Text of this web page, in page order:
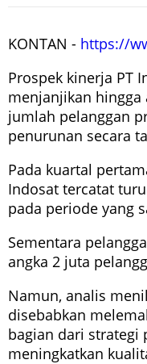
KONTAN - https://
Prospek kinerja PT
menjanjikan hingga
jumlah pelanggan
penurunan secara
Pada kuartal
Indosat tercatat
pada periode yang
Sementara
angka 2 juta
Namun, analis
disebabkan
bagian dari strategi
meningkatkan